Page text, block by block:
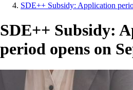
SDE++ Subsidy: Application
SDE++ Subsidy:
period opens on